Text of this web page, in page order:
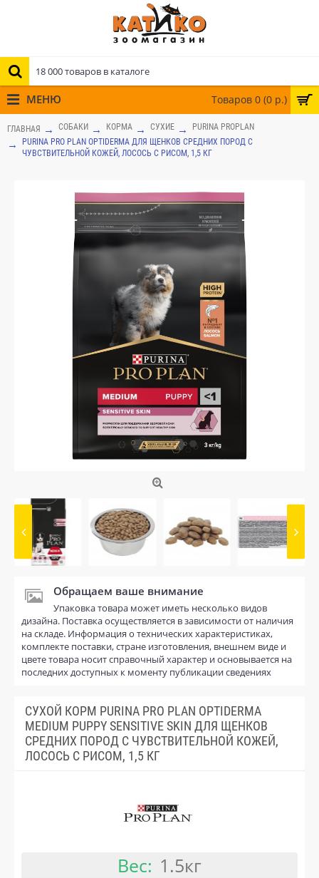
Товаров 0 (0 р.)
МЕНЮ
ГЛАВНАЯ СОБАКИ КОРМА СУХИЕ
PURINA PROPLAN
PURINA PRO PLAN OPTIDERMA ДЛЯ ЩЕНКОВ СРЕДНИХ ПОРОД С
ЧУВСТВИТЕЛЬНОЙ КОЖЕЙ, ЛОСОСЬ С РИСОМ, 1,5 КГ
Обращаем ваше внимание
Упаковка товара может иметь несколько видов
дизайна. Поставка осуществляется в зависимости от наличия
на складе. Информация о технических характеристиках,
комплекте поставки, стране изготовления, внешнем виде и
цвете товара носит справочный характер и основывается на
последних доступных к моменту публикации сведениях
СУХОЙ КОРМ PURINA PRO PLAN OPTIDERMA
MEDIUM PUPPY SENSITIVE SKIN ДЛЯ ЩЕНКОВ
СРЕДНИХ ПОРОД С ЧУВСТВИТЕЛЬНОЙ КОЖЕЙ,
ЛОСОСЬ С РИСОМ, 1,5 КГ
Вес: 1.5кг